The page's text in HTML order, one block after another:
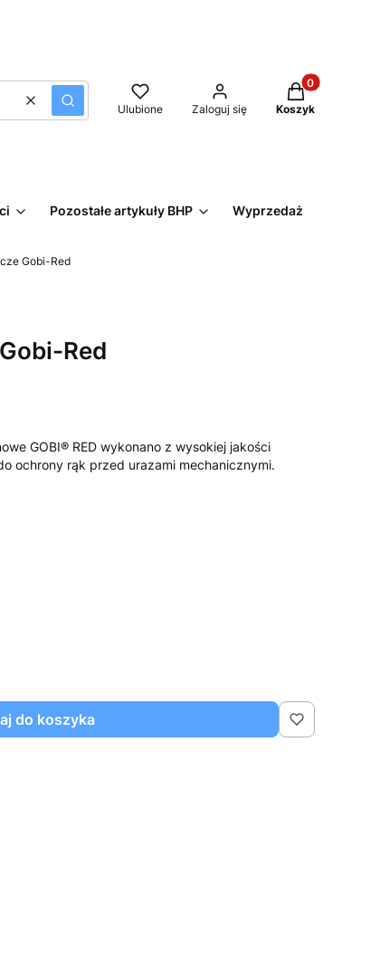
WyczyśćSzukaj Ulubione Zaloguj się
Produkty w
Koszyk
Pozostałe artykuły BHP Wyprzedaż
Gobi-Red
Red
GOBI® RED wykonano z wysokiej jakości
ochrony rąk przed urazami mechanicznymi.
do koszyka